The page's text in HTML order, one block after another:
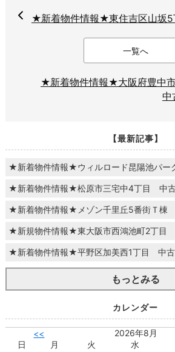
★新着物件情報★東住吉区山坂
一覧へ
★新着物件情報★大阪府豊中
中
【最新記事】
★新着物件情報★ウィルロード昆陽池パー
★新着物件情報★松原市三宅中4丁目 中
★新着物件情報★メゾン千里丘5番街Ｔ棟
★新規物件情報★東大阪市西鴻池町2丁目
★新着物件情報★平野区加美西1丁目 中古
もっとみる
カレンダー
<<
2026年8月
日
月 火 水